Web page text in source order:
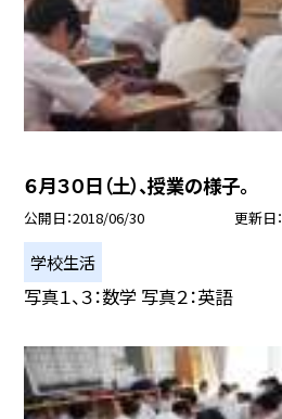
６月３０日（土）、授業の様子。
公開日 2018/06/30 更新日
学校生活
写真１、３：数学 写真２：英語